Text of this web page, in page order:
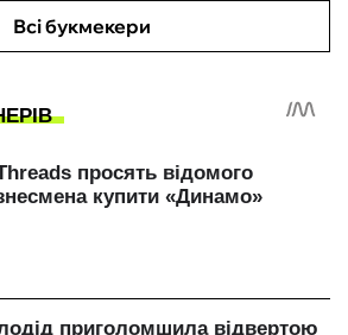
Всі букмекери